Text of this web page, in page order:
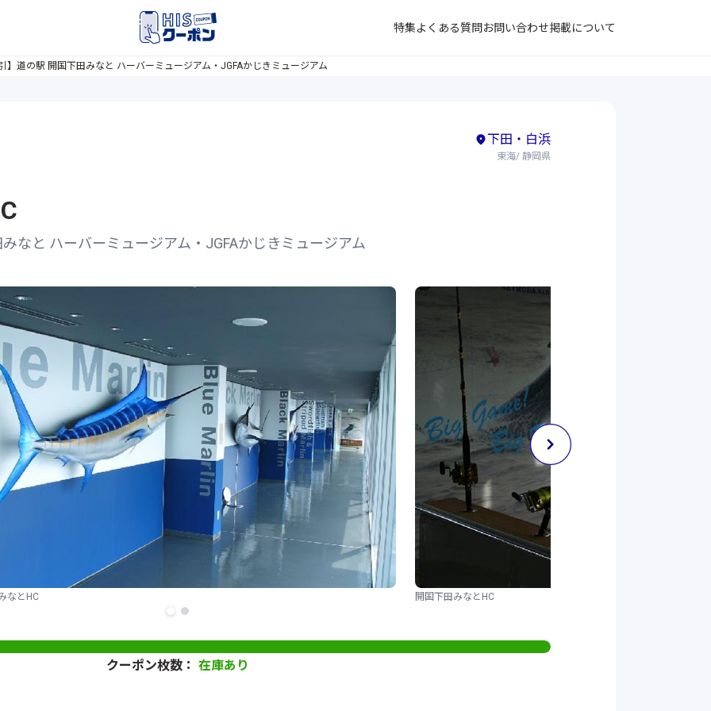
特集よくある質問お問い合わせ掲載について
】道の駅 開国下田みなと ハーバーミュージアム・JGFAかじきミュージアム
下田・白浜
東海/ 静岡県
なと ハーバーミュージアム・JGFAかじきミュージアム
なとHC 開国下田みなとHC
クーポン枚数： 在庫あり